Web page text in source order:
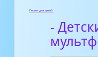
Песни для детей
-